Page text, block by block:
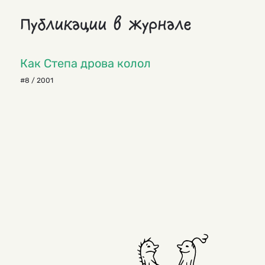
Публикации в журнале
Как Степа дрова колол
#8 / 2001